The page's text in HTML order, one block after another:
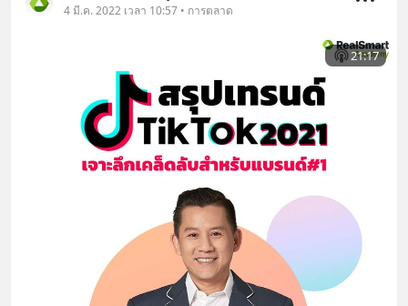
4 มี.ค. 2022 เวลา 10:57 • การตลาด
21:17